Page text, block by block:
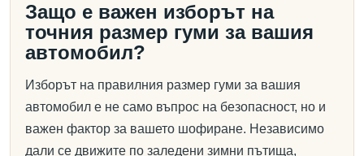
Защо е важен изборът на
точния размер гуми за вашия
автомобил?
Изборът на правилния размер гуми за вашия
автомобил е не само въпрос на безопасност, но и
важен фактор за вашето шофиране. Независимо
дали се движите по заледени зимни пътища,